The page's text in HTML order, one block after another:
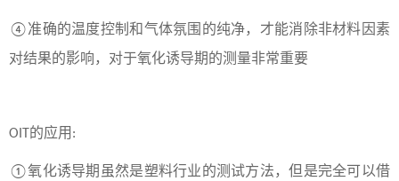
④准确的温度控制和气体氛围的纯净，才能消除非材料因素
对结果的影响，对于氧化诱导期的测量非常重要
OIT 的应用 :
①氧化诱导期虽然是塑料行业的测试方法，但是完全可以借